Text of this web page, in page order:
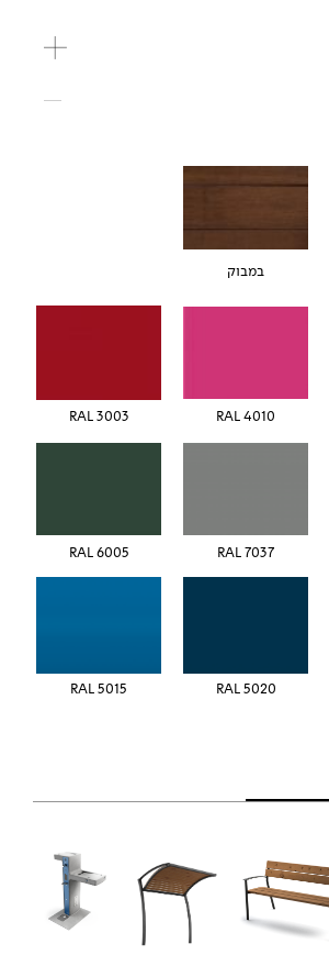
במבוק
RAL 4010
RAL 3003
RAL 7037
RAL 6005
5020 RAL
5015 RAL